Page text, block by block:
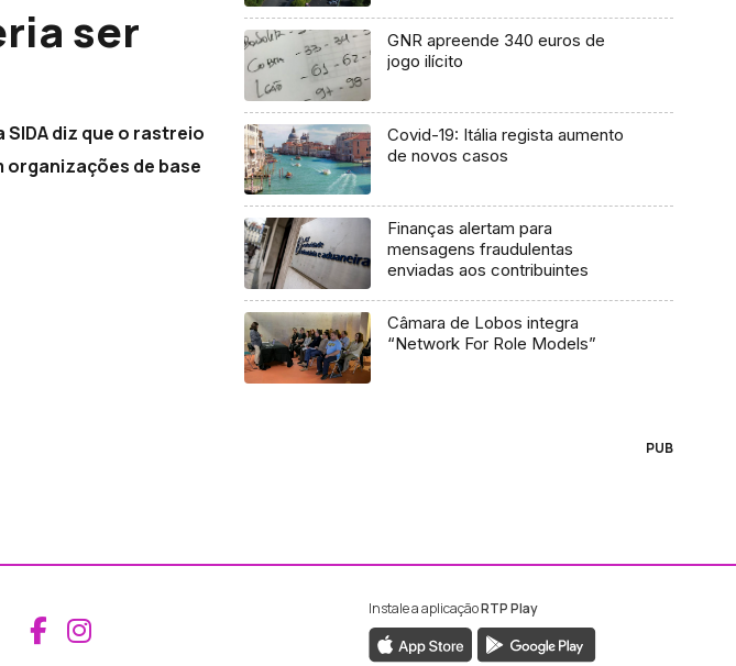
ser
diz que o rastreio
organizações de base
GNR apreende 340 euros de
jogo ilícito
Covid-19: Itália regista aumento
de novos casos
Finanças alertam para
mensagens fraudulentas
enviadas aos contribuintes
Câmara de Lobos integra
“Network For Role Models”
PUB
Aceder ao Facebook da RTP Madeira
Aceder ao Instagram da RTP Madeira
Instale a aplicaçãoRTP Play